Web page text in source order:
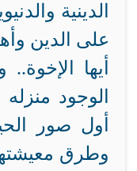
الدينية
على الدين
أيها
الوجود
أول صور
وطرق